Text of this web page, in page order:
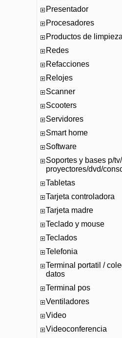
Presentador
Procesadores
Productos de limpieza
Redes
Refacciones
Relojes
Scanner
Scooters
Servidores
Smart home
Software
Soportes y bases p/tv/
proyectores/dvd/
Tabletas
Tarjeta controladora
Tarjeta madre
Teclado y mouse
Teclados
Telefonia
Terminal portatil /
datos
Terminal pos
Ventiladores
Video
Videoconferencia